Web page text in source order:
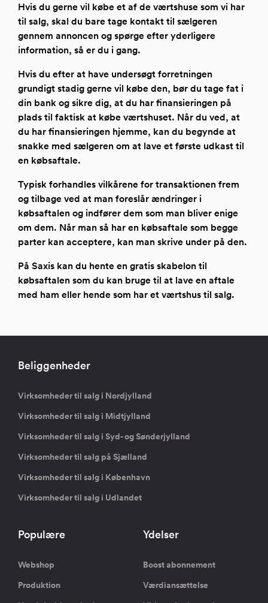
Hvis du gerne vil købe et af de værtshuse som vi har
til salg, skal du bare tage kontakt til sælgeren
gennem annoncen og spørge efter yderligere
information, så er du i gang.
Hvis du efter at have undersøgt forretningen
grundigt stadig gerne vil købe den, bør du tage fat i
din bank og sikre dig, at du har finansieringen på
plads til faktisk at købe værtshuset. Når du ved, at
du har finansieringen hjemme, kan du begynde at
snakke med sælgeren om at lave et første udkast til
en købsaftale.
Typisk forhandles vilkårene for transaktionen frem
og tilbage ved at man foreslår ændringer i
købsaftalen og indfører dem som man bliver enige
om dem. Når man så har en købsaftale som begge
parter kan acceptere, kan man skrive under på den.
På Saxis kan du hente en gratis skabelon til
købsaftalen som du kan bruge til at lave en aftale
med ham eller hende som har et værtshus til salg.
Beliggenheder
Virksomheder til salg i Nordjylland
Virksomheder til salg i Midtjylland
Virksomheder til salg i Syd- og Sønderjylland
Virksomheder til salg på Sjælland
Virksomheder til salg i København
Virksomheder til salg i Udlandet
Populære
Webshop
Produktion
Ydelser
Boost abonnement
Værdiansættelse